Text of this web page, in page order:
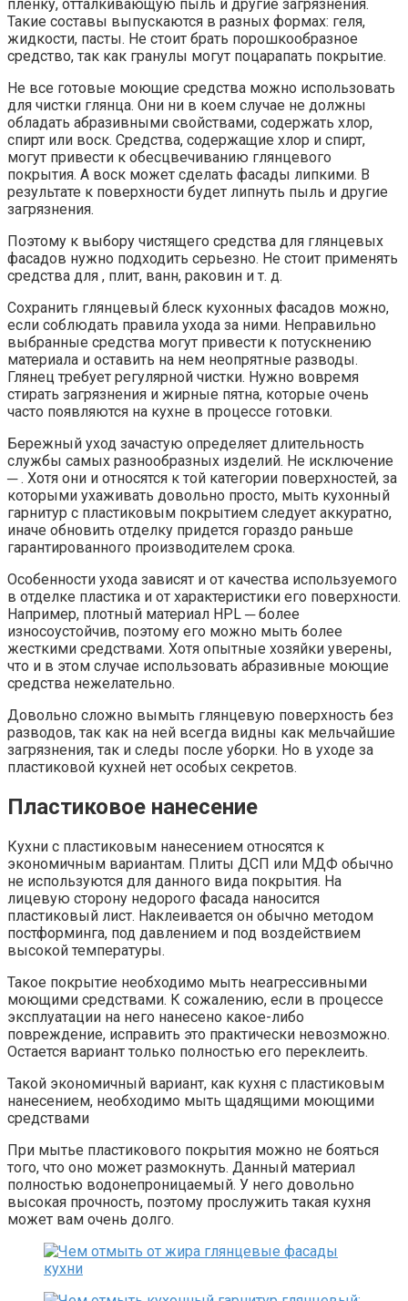
пленку, отталкивающую пыль и другие загрязнения.
Такие составы выпускаются в разных формах: геля,
жидкости, пасты. Не стоит брать порошкообразное
средство, так как гранулы могут поцарапать покрытие.
Не все готовые моющие средства можно использовать
для чистки глянца. Они ни в коем случае не должны
обладать абразивными свойствами, содержать хлор,
спирт или воск. Средства, содержащие хлор и спирт,
могут привести к обесцвечиванию глянцевого
покрытия. А воск может сделать фасады липкими. В
результате к поверхности будет липнуть пыль и другие
загрязнения.
Поэтому к выбору чистящего средства для глянцевых
фасадов нужно подходить серьезно. Не стоит применять
средства для , плит, ванн, раковин и т. д.
Сохранить глянцевый блеск кухонных фасадов можно,
если соблюдать правила ухода за ними. Неправильно
выбранные средства могут привести к потускнению
материала и оставить на нем неопрятные разводы.
Глянец требует регулярной чистки. Нужно вовремя
стирать загрязнения и жирные пятна, которые очень
часто появляются на кухне в процессе готовки.
Бережный уход зачастую определяет длительность
службы самых разнообразных изделий. Не исключение
─ . Хотя они и относятся к той категории поверхностей, за
которыми ухаживать довольно просто, мыть кухонный
гарнитур с пластиковым покрытием следует аккуратно,
иначе обновить отделку придется гораздо раньше
гарантированного производителем срока.
Особенности ухода зависят и от качества используемого
в отделке пластика и от характеристики его поверхности.
Например, плотный материал HPL ─ более
износоустойчив, поэтому его можно мыть более
жесткими средствами. Хотя опытные хозяйки уверены,
что и в этом случае использовать абразивные моющие
средства нежелательно.
Довольно сложно вымыть глянцевую поверхность без
разводов, так как на ней всегда видны как мельчайшие
загрязнения, так и следы после уборки. Но в уходе за
пластиковой кухней нет особых секретов.
Пластиковое нанесение
Кухни с пластиковым нанесением относятся к
экономичным вариантам. Плиты ДСП или МДФ обычно
не используются для данного вида покрытия. На
лицевую сторону недорого фасада наносится
пластиковый лист. Наклеивается он обычно методом
постформинга, под давлением и под воздействием
высокой температуры.
Такое покрытие необходимо мыть неагрессивными
моющими средствами. К сожалению, если в процессе
эксплуатации на него нанесено какое-либо
повреждение, исправить это практически невозможно.
Остается вариант только полностью его переклеить.
Такой экономичный вариант, как кухня с пластиковым
нанесением, необходимо мыть щадящими моющими
средствами
При мытье пластикового покрытия можно не бояться
того, что оно может размокнуть. Данный материал
полностью водонепроницаемый. У него довольно
высокая прочность, поэтому прослужить такая кухня
может вам очень долго.